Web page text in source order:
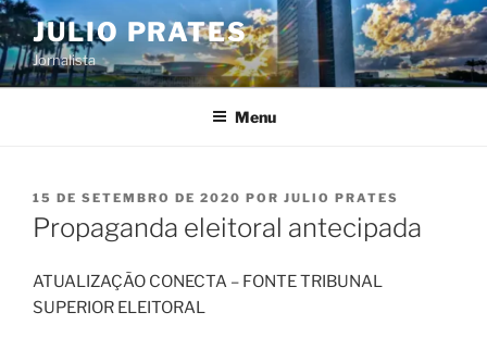
Pular
para
o
conteúdo
JULIO PRATES
Jornalista
Menu
PUBLICADO
EM
15 DE SETEMBRO DE 2020 POR JULIO PRATES
Propaganda eleitoral antecipada
ATUALIZAÇÃO CONECTA – FONTE TRIBUNAL
SUPERIOR ELEITORAL